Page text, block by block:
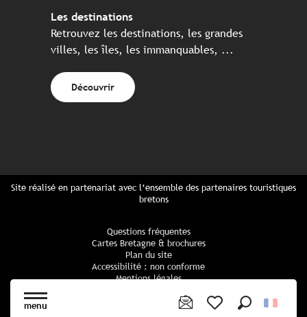
menu
Les destinations
Retrouvez les destinations, les grandes
villes, les îles, les immanquables, ...
Découvrir
Site réalisé en partenariat avec l’ensemble des partenaires touristiques
bretons
Questions fréquentes
Cartes Bretagne & brochures
Plan du site
Accessibilité : non conforme
Mentions légales
Politique cookies